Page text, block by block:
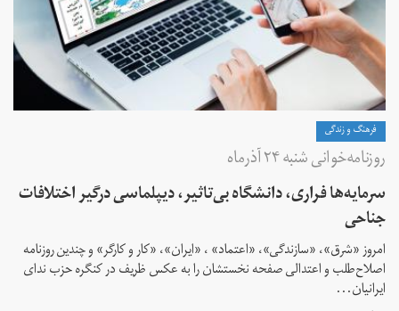
فرهنگ و زندگی
روزنامه‌خوانی شنبه ۲۴ آذرماه
سرمایه‌ها فراری، دانشگاه بی‌تاثیر، دیپلماسی درگیر اختلافات
جناحی
امروز «شرق»، «سازندگی»، «اعتماد» ، «ایران»، «کار و کارگر» و چندین روزنامه
اصلاح‌طلب و اعتدالی صفحه نخستشان را به عکس ظریف در کنگره حزب ندای
ایرانیان...